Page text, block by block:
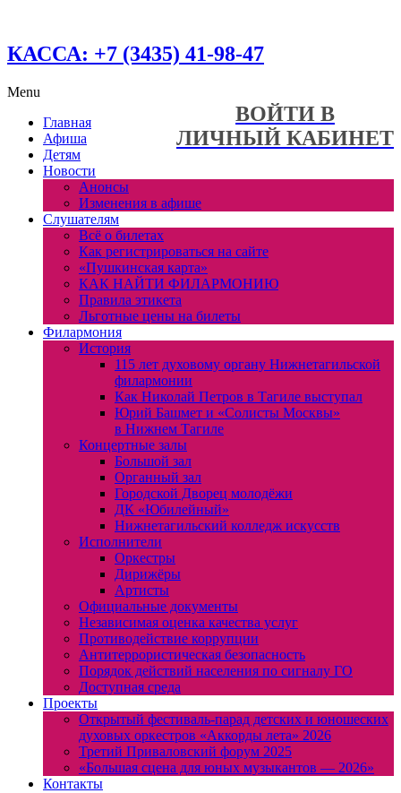
КАССА: +7 (3435) 41-98-47
ВОЙТИ В
ЛИЧНЫЙ КАБИНЕТ
Menu
Главная
Афиша
Детям
Новости
Анонсы
Изменения в афише
Слушателям
Всё о билетах
Как регистрироваться на сайте
«Пушкинская карта»
КАК НАЙТИ ФИЛАРМОНИЮ
Правила этикета
Льготные цены на билеты
Филармония
История
115 лет духовому органу Нижнетагильской
филармонии
Как Николай Петров в Тагиле выступал
Юрий Башмет и «Солисты Москвы»
в Нижнем Тагиле
Концертные залы
Большой зал
Органный зал
Городской Дворец молодёжи
ДК «Юбилейный»
Нижнетагильский колледж искусств
Исполнители
Оркестры
Дирижёры
Артисты
Официальные документы
Независимая оценка качества услуг
Противодействие коррупции
Антитеррористическая безопасность
Порядок действий населения по сигналу ГО
Доступная среда
Проекты
Открытый фестиваль-парад детских и юношеских
духовых оркестров «Аккорды лета» 2026
Третий Приваловский форум 2025
«Большая сцена для юных музыкантов — 2026»
Контакты